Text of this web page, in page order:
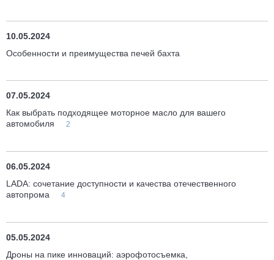
10.05.2024
Особенности и преимущества печей бахта
07.05.2024
Как выбрать подходящее моторное масло для вашего
автомобиля
2
06.05.2024
LADA: сочетание доступности и качества отечественного
автопрома
4
05.05.2024
Дроны на пике инноваций: аэрофотосъемка,